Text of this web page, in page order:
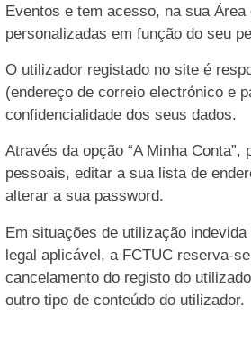
Eventos e tem acesso, na sua
personalizadas em função do seu
O utilizador registado no site é
(endereço de correio electrónico e
confidencialidade dos seus dados.
Através da opção “A Minha
pessoais, editar a sua lista de
alterar a sua password.
Em situações de utilização
legal aplicável, a FCTUC reserva-
cancelamento do registo do
outro tipo de conteúdo do utilizador.